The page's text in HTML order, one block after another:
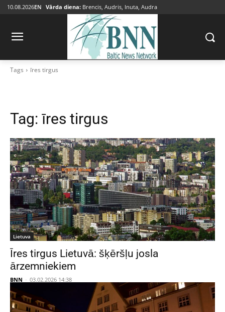
10.08.2026EN Vārda diena: Brencis, Audris, Inuta, Audra
Tags īres tirgus
Tag: īres tirgus
Lietuva
Īres tirgus Lietuvā: šķēršļu josla
ārzemniekiem
BNN - 03.02.2026 14:38